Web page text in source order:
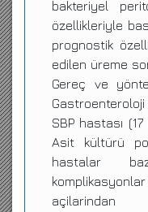
bakteriyel
özellikleriyle
prognostik
edilen üreme
Gereç ve
SBP hastası
Asit kültürü
hastalar
açilarindan